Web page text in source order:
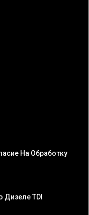
На Обработку
Дизеле TDI